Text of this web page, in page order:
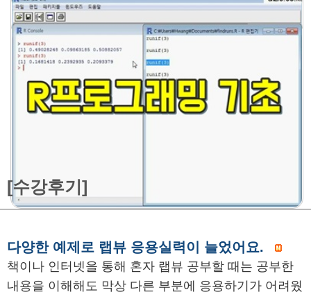
[수강후기]